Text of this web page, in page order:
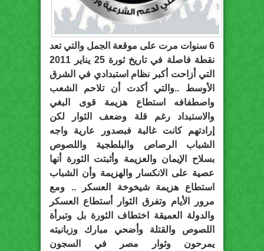
6 سنوات مرت على موقعة الجمل والتي تعد
نقطة فاصلة في تاريخ ثورة 25 يناير 2011
التي أزاحت أكبر نظام استبدادي في الشرق
الأوسط ..والتي أكدت أن تلاحم الشعب
واصطفافه استطاع هزيمة قوى البغي
والاستبداد رغم قلة وضعف الثوار لكن
إرادتهم كانت غالبة فبصدور عارية واجه
الشباب الرصاص والبلطجية واللصوص
بسلاح الإيمان والعزيمة وأثبتت الثورة أنها
عصية على الانكسار والهزيمة وأن الشباب
استطاع هزيمة شيخوخة العسكر .. ومع
مرور الأيام وتفرق الثوار أستطاع العسكر
والدولة العميقة اختطاف الثورة بل وتبرأة
اللصوص والقتلة وأضحي مبارك وزبانيته
يمرحون وثوار مصر في السجون